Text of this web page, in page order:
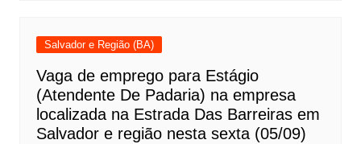
Salvador e Região (BA)
Vaga de emprego para Estágio
(Atendente De Padaria) na empresa
localizada na Estrada Das Barreiras em
Salvador e região nesta sexta (05/09)